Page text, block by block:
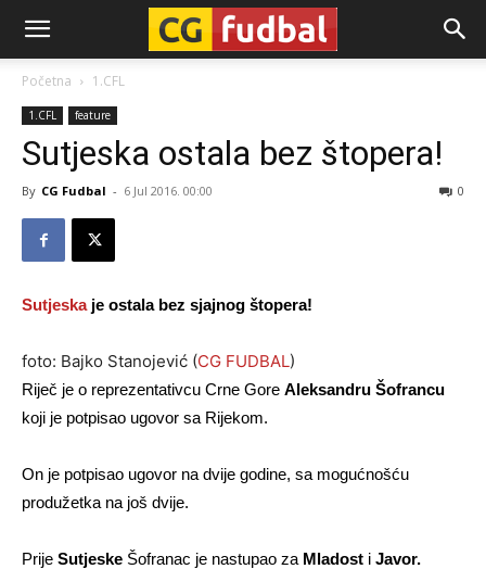
CG-
Fudbal
Početna 1.CFL
1.CFL feature
Sutjeska ostala bez štopera!
By CG Fudbal - 6 Jul 2016. 00:00 0
Sutjeskaje ostala bez sjajnog štopera!
foto: Bajko Stanojević (CG FUDBAL)
Riječ je o reprezentativcu Crne Gore Aleksandru Šofrancu
koji je potpisao ugovor sa Rijekom.
On je potpisao ugovor na dvije godine, sa mogućnošću
produžetka na još dvije.
Prije Sutjeske Šofranac je nastupao za Mladost i Javor.